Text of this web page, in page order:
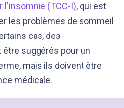
l'insomnie (TCC-I), qui est
les problèmes de sommeil
cas, des
suggérés pour un
mais ils doivent être
médicale.